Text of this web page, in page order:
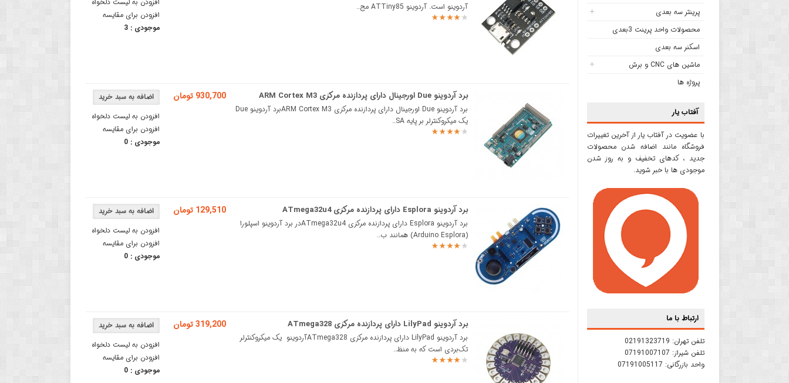
پرینتر سه بعدی
محصولات واحد پرینت 3بعدی
اسکنر سه بعدی
ماشین های CNC و برش
پروژه ها
آفتاب یار
با عضویت در آفتاب یار از آخرین تغییرات
فروشگاه مانند اضافه شدن محصولات
جدید ، کدهای تخفیف و به روز شدن
موجودی ها با خبر شوید.
ارتباط با ما
تلفن تهران: 02191323719
تلفن شیراز: 07191007107
واحد بازرگانی: 07191005117
افزودن برای مقایسه
موجودی :3
آردوینو است. آردوینو ATTiny85 مج..
افزودن به لیست دلخواه
افزودن برای مقایسه
موجودی :0
930,700 تومان برد آردوینو Due اورجینال دارای پردازنده مرکزی ARM Cortex M3
برد آردوینو Due اورجینال دارای پردازنده مرکزی ARM Cortex M3برد آردوینو Due
یک میکروکنترلر بر پایه SA..
افزودن به لیست دلخواه
افزودن برای مقایسه
موجودی :0
129,510 تومان برد آردوینو Esplora دارای پردازنده مرکزی ATmega32u4
برد آردوینو Esplora دارای پردازنده مرکزی ATmega32u4در برد آردوینو اسپلورا
(Arduino Esplora) همانند ب..
افزودن به لیست دلخواه
افزودن برای مقایسه
موجودی :0
319,200 تومان برد آردوینو LilyPad دارای پردازنده مرکزی ATmega328
برد آردوینو LilyPad دارای پردازنده مرکزی ATmega328آردوینو یک میکروکنترلر
تک‌بردی است که به منظ..